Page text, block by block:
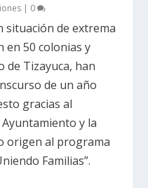
| 0
situación de extrema
en 50 colonias y
de Tizayuca, han
de un año
gracias al
y la
origen al programa
Familias”.